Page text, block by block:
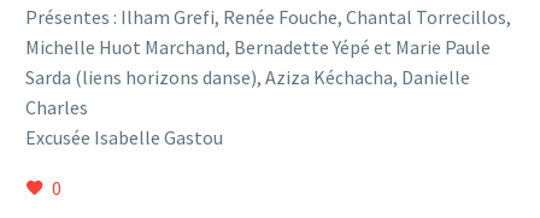
Présentes : Ilham Grefi, Renée Fouche, Chantal Torrecillos,
Michelle Huot Marchand, Bernadette Yépé et Marie Paule
Sarda (liens horizons danse), Aziza Kéchacha, Danielle
Charles
Excusée Isabelle Gastou
0